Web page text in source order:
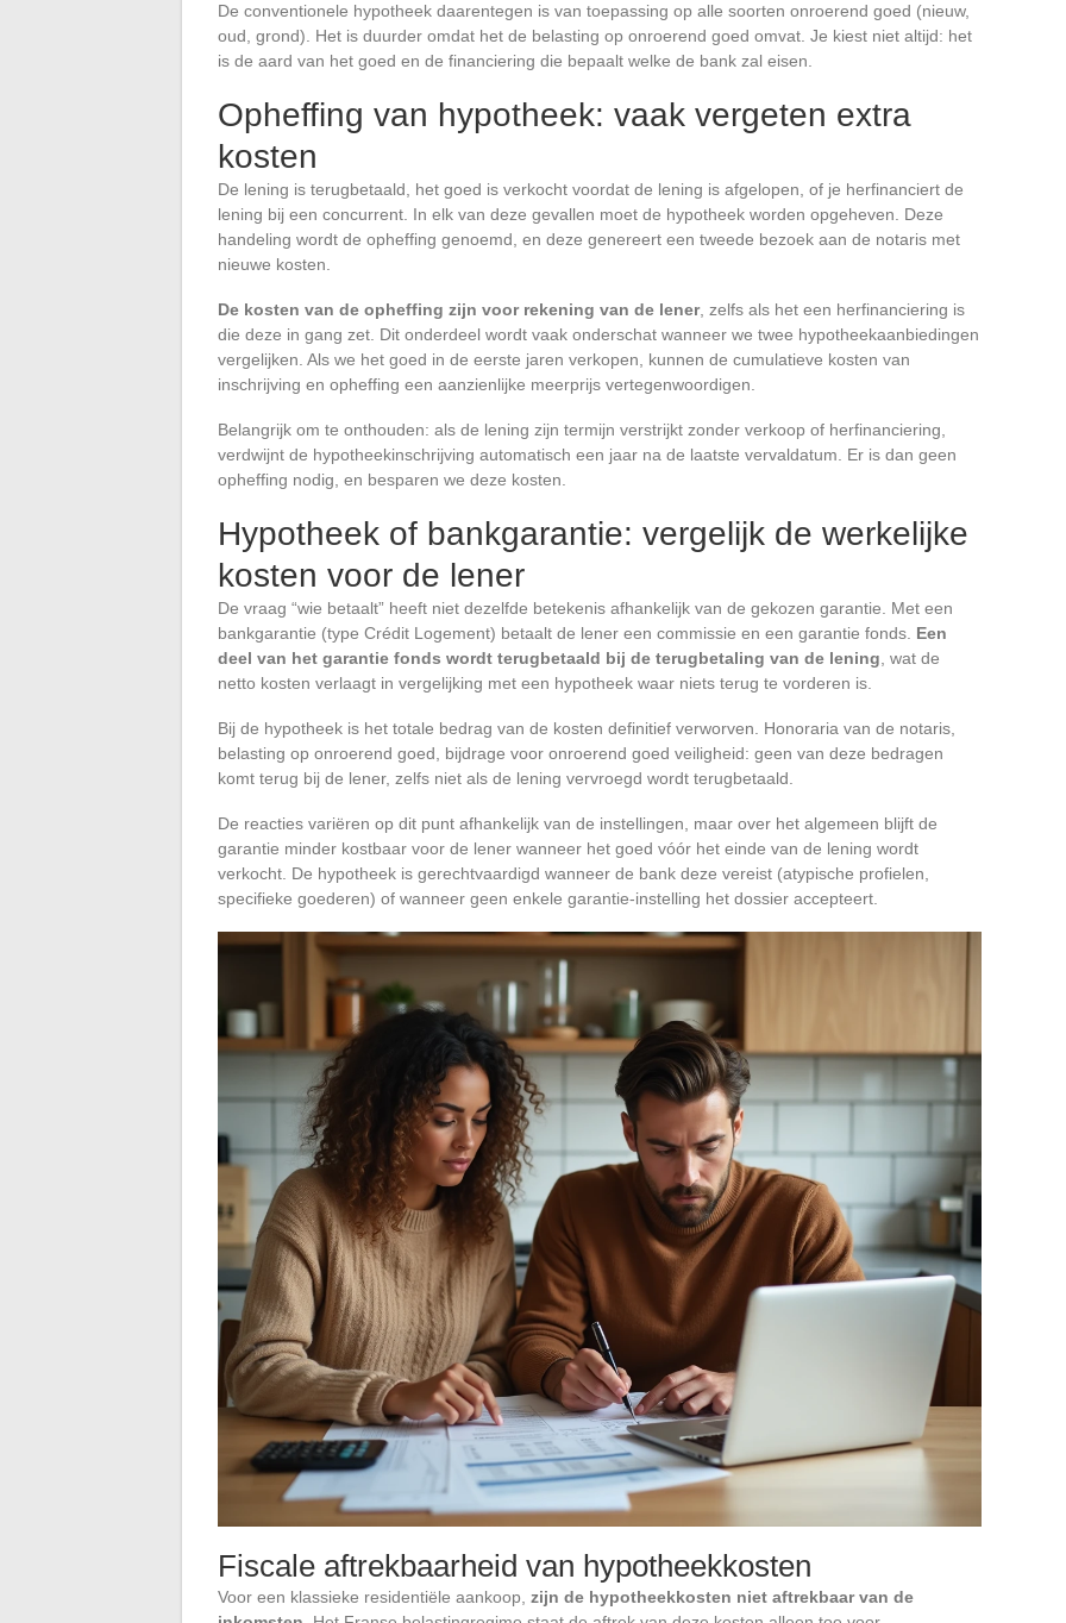
De conventionele hypotheek daarentegen is van toepassing op alle soorten onroerend goed (nieuw,
oud, grond). Het is duurder omdat het de belasting op onroerend goed omvat. Je kiest niet altijd: het
is de aard van het goed en de financiering die bepaalt welke de bank zal eisen.
Opheffing van hypotheek: vaak vergeten extra
kosten
De lening is terugbetaald, het goed is verkocht voordat de lening is afgelopen, of je herfinanciert de
lening bij een concurrent. In elk van deze gevallen moet de hypotheek worden opgeheven. Deze
handeling wordt de opheffing genoemd, en deze genereert een tweede bezoek aan de notaris met
nieuwe kosten.
De kosten van de opheffing zijn voor rekening van de lener, zelfs als het een herfinanciering is
die deze in gang zet. Dit onderdeel wordt vaak onderschat wanneer we twee hypotheekaanbiedingen
vergelijken. Als we het goed in de eerste jaren verkopen, kunnen de cumulatieve kosten van
inschrijving en opheffing een aanzienlijke meerprijs vertegenwoordigen.
Belangrijk om te onthouden: als de lening zijn termijn verstrijkt zonder verkoop of herfinanciering,
verdwijnt de hypotheekinschrijving automatisch een jaar na de laatste vervaldatum. Er is dan geen
opheffing nodig, en besparen we deze kosten.
Hypotheek of bankgarantie: vergelijk de werkelijke
kosten voor de lener
De vraag “wie betaalt” heeft niet dezelfde betekenis afhankelijk van de gekozen garantie. Met een
bankgarantie (type Crédit Logement) betaalt de lener een commissie en een garantie fonds. Een
deel van het garantie fonds wordt terugbetaald bij de terugbetaling van de lening, wat de
netto kosten verlaagt in vergelijking met een hypotheek waar niets terug te vorderen is.
Bij de hypotheek is het totale bedrag van de kosten definitief verworven. Honoraria van de notaris,
belasting op onroerend goed, bijdrage voor onroerend goed veiligheid: geen van deze bedragen
komt terug bij de lener, zelfs niet als de lening vervroegd wordt terugbetaald.
De reacties variëren op dit punt afhankelijk van de instellingen, maar over het algemeen blijft de
garantie minder kostbaar voor de lener wanneer het goed vóór het einde van de lening wordt
verkocht. De hypotheek is gerechtvaardigd wanneer de bank deze vereist (atypische profielen,
specifieke goederen) of wanneer geen enkele garantie-instelling het dossier accepteert.
Fiscale aftrekbaarheid van hypotheekkosten
Voor een klassieke residentiële aankoop, zijn de hypotheekkosten niet aftrekbaar van de